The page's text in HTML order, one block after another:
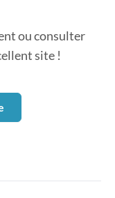
ou consulter
site !